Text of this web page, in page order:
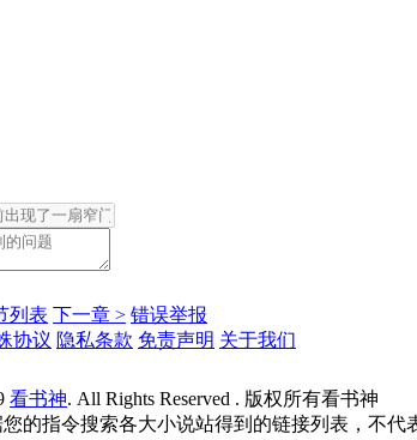
列表 下一章 > 错误举报
协议 隐私条款 免责声明 关于我们
看书神. All Rights Reserved . 版权所有看书神
的指令搜索各大小说站得到的链接列表，不代